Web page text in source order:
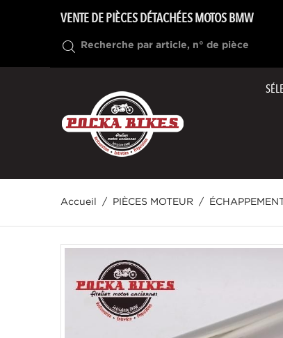
VENTE DE PIÈCES DÉTACHÉES MOTOS BMW
Accueil PIÈCES MOTEUR